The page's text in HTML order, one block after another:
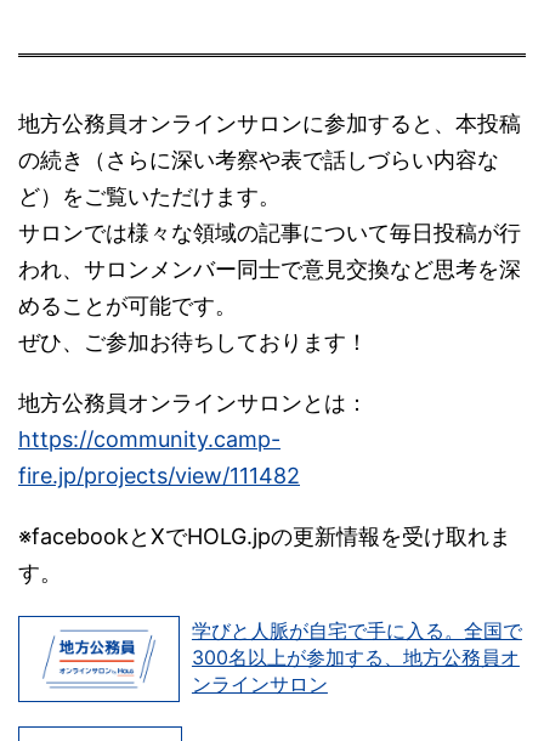
地方公務員オンラインサロンに参加すると、本投稿
の続き（さらに深い考察や表で話しづらい内容な
ど）をご覧いただけます。
サロンでは様々な領域の記事について毎日投稿が行
われ、サロンメンバー同士で意見交換など思考を深
めることが可能です。
ぜひ、ご参加お待ちしております！
地方公務員オンラインサロンとは：
https://community.camp-
fire.jp/projects/view/111482
※facebookとXでHOLG.jpの更新情報を受け取れま
す。
学びと人脈が自宅で手に入る。全国で
300名以上が参加する、地方公務員オ
ンラインサロン